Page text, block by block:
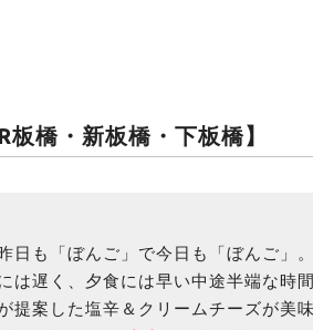
板橋・新板橋・下板橋】
日も「ぼんご」で今日も「ぼんご」
は遅く、夕食には早い中途半端な時
提案した塩辛＆クリームチーズが美味